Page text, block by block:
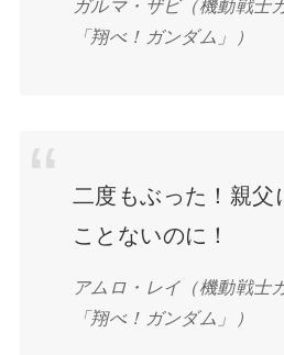
「翔べ！ガンダム」）
二度もぶった！親父
ことないのに！
アムロ・レイ（機動戦士
「翔べ！ガンダム」）